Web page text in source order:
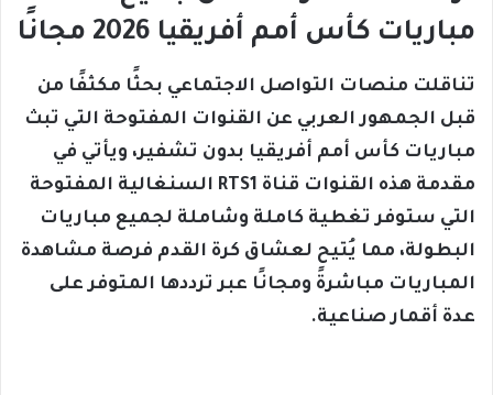
مباريات كأس أمم أفريقيا 2026 مجانًا
تناقلت منصات التواصل الاجتماعي بحثًا مكثفًا من
قبل الجمهور العربي عن القنوات المفتوحة التي تبث
مباريات كأس أمم أفريقيا بدون تشفير، ويأتي في
مقدمة هذه القنوات قناة RTS1 السنغالية المفتوحة
التي ستوفر تغطية كاملة وشاملة لجميع مباريات
البطولة، مما يُتيح لعشاق كرة القدم فرصة مشاهدة
المباريات مباشرةً ومجانًا عبر ترددها المتوفر على
عدة أقمار صناعية.